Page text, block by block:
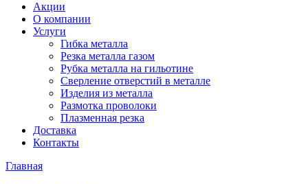
Акции
О компании
Услуги
Гибка металла
Резка металла газом
Рубка металла на гильотине
Сверление отверстий в металле
Изделия из металла
Размотка проволоки
Плазменная резка
Доставка
Контакты
Главная